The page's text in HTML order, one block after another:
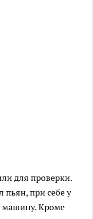
для проверки.
пьян, при себе у
машину. Кроме